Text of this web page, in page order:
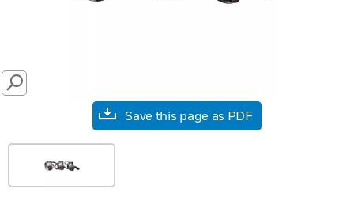
SEARCH
Save this page as PDF